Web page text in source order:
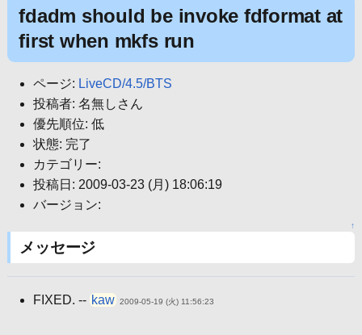
fdadm should be invoke fdformat at
first when mkfs run
ページ: LiveCD/4.5/BTS
投稿者: 名無しさん
優先順位: 低
状態: 完了
カテゴリー:
投稿日: 2009-03-23 (月) 18:06:19
バージョン:
↑
メッセージ
FIXED. -- kaw 2009-05-19 (火) 11:56:23